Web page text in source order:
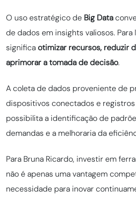
O uso estratégico de Big Data
de dados em insights valiosos.
significaotimizar recursos, reduzir
aprimorar a tomada de decisão.
A coleta de dados proveniente de
dispositivos conectados e
possibilita a identificação de
demandas e a melhoraria da
Para Bruna Ricardo, investir em
não é apenas uma vantagem
necessidade para inovar